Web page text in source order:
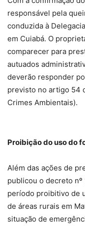
responsável pela
conduzida à
em Cuiabá. O
comparecer para
autuados
deverão responder
previsto no artigo 54
Crimes Ambientais).
Proibição do uso do
Além das ações de
publicou o decreto
período proibitivo de
de áreas rurais em
situação de